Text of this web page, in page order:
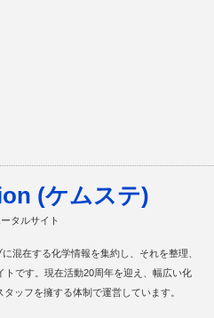
(ケムステ)
タルサイト
混在する化学情報を集約し、それを整理、
です。現在活動20周年を迎え、幅広い化
ッフを擁する体制で運営しています。